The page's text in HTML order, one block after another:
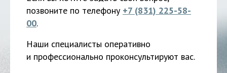
позвоните по телефону +7 (831) 225-58-
00.
Наши специалисты оперативно
и профессионально проконсультируют вас.